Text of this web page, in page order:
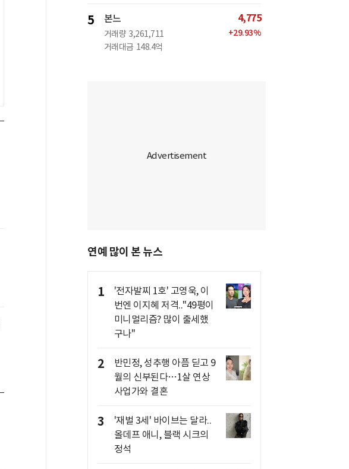
5 본느
거래량 3,261,711
거래대금 148.4억
4,775
+29.93%
연예 많이 본 뉴스
1
'전자발찌 1호' 고영욱, 이
번엔 이지혜 저격.."49평이
미니멀리즘? 많이 출세했
구나"
2
반민정, 성추행 아픔 딛고 9
월의 신부된다…1살 연상
사업가와 결혼
3
'재벌 3세' 바이브는 달라..
올데프 애니, 블랙 시크의
정석